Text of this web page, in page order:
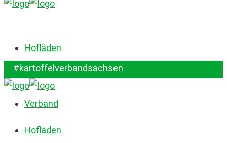
#kartoffelverbandsachsen
Hofläden
Verband
#kartoffelverbandsachsen
Hofläden